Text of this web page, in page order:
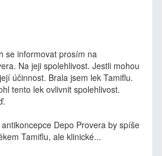
se informovat prosím na
Na jeji spolehlivost. Jestli mohou
účinnost. Brala jsem lek Tamiflu.
tento lek ovlivnit spolehlivost.
Depo Provera by spíše
Tamiflu, ale klinické...